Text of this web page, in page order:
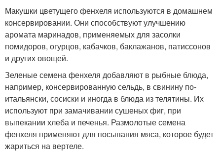
Макушки цветущего фенхеля используются в домашнем
консервировании. Они способствуют улучшению
аромата маринадов, применяемых для засолки
помидоров, огурцов, кабачков, баклажанов, патиссонов
и других овощей.
Зеленые семена фенхеля добавляют в рыбные блюда,
например, консервированную сельдь, в свинину по-
итальянски, сосиски и иногда в блюда из телятины. Их
используют при замачивании сушеных фиг, при
выпекании хлеба и печенья. Размолотые семена
фенхеля применяют для посыпания мяса, которое будет
жариться на вертеле.